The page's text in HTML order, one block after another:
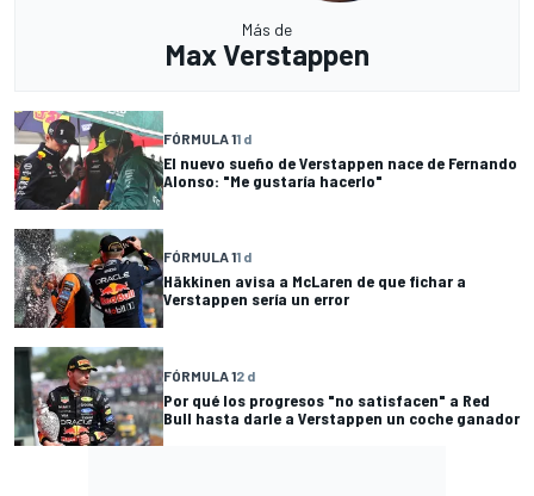
Más de
Max Verstappen
FÓRMULA 11 d
El nuevo sueño de Verstappen nace de Fernando
Alonso: "Me gustaría hacerlo"
FÓRMULA 11 d
Häkkinen avisa a McLaren de que fichar a
Verstappen sería un error
FÓRMULA 12 d
Por qué los progresos "no satisfacen" a Red
Bull hasta darle a Verstappen un coche ganador